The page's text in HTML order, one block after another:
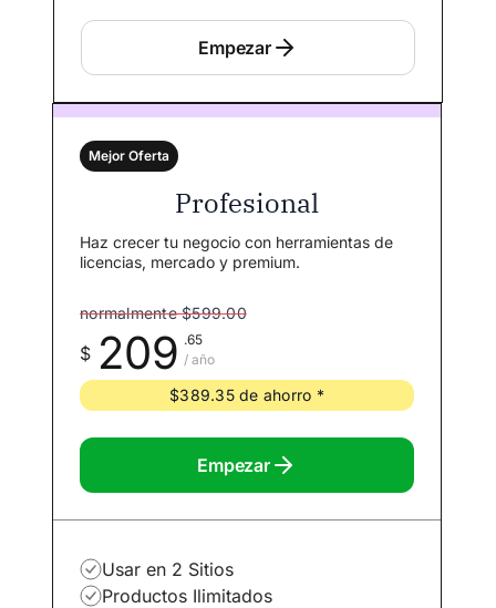
Empezar
Mejor Oferta
Profesional
Haz crecer tu negocio con herramientas de
licencias, mercado y premium.
normalmente $599.00
$ 209 .65
/ año
$389.35 de ahorro *
Empezar
Usar en 2 Sitios
Productos Ilimitados